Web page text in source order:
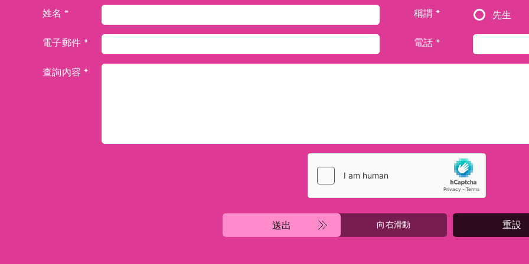
姓名 * 稱謂 * 先生
電子郵件 * 電話 *
查詢內容 *
送出 向右滑動 重設